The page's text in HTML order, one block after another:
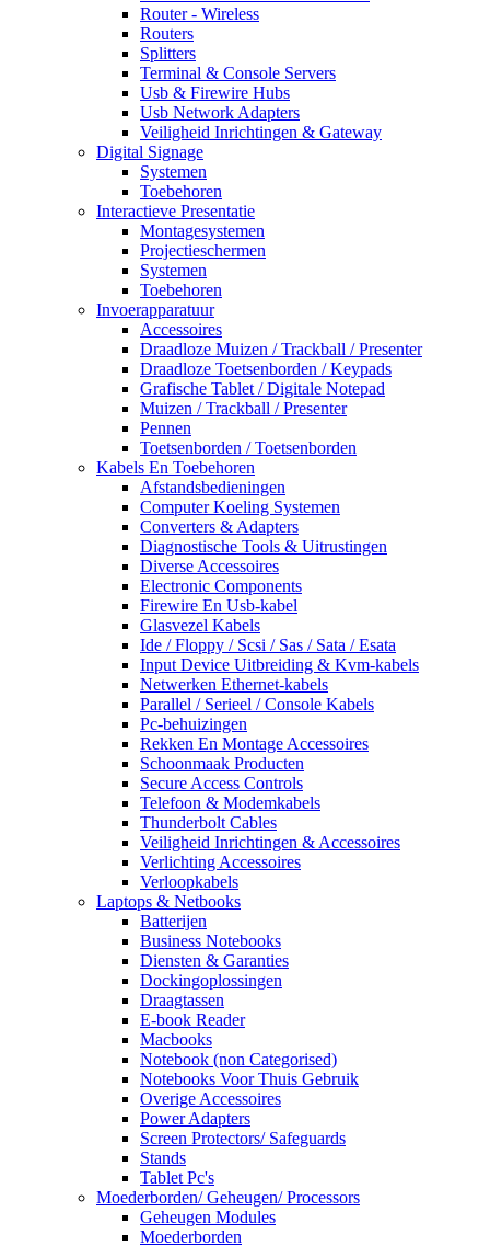
Router - Wireless
Routers
Splitters
Terminal & Console Servers
Usb & Firewire Hubs
Usb Network Adapters
Veiligheid Inrichtingen & Gateway
Digital Signage
Systemen
Toebehoren
Interactieve Presentatie
Montagesystemen
Projectieschermen
Systemen
Toebehoren
Invoerapparatuur
Accessoires
Draadloze Muizen / Trackball / Presenter
Draadloze Toetsenborden / Keypads
Grafische Tablet / Digitale Notepad
Muizen / Trackball / Presenter
Pennen
Toetsenborden / Toetsenborden
Kabels En Toebehoren
Afstandsbedieningen
Computer Koeling Systemen
Converters & Adapters
Diagnostische Tools & Uitrustingen
Diverse Accessoires
Electronic Components
Firewire En Usb-kabel
Glasvezel Kabels
Ide / Floppy / Scsi / Sas / Sata / Esata
Input Device Uitbreiding & Kvm-kabels
Netwerken Ethernet-kabels
Parallel / Serieel / Console Kabels
Pc-behuizingen
Rekken En Montage Accessoires
Schoonmaak Producten
Secure Access Controls
Telefoon & Modemkabels
Thunderbolt Cables
Veiligheid Inrichtingen & Accessoires
Verlichting Accessoires
Verloopkabels
Laptops & Netbooks
Batterijen
Business Notebooks
Diensten & Garanties
Dockingoplossingen
Draagtassen
E-book Reader
Macbooks
Notebook (non Categorised)
Notebooks Voor Thuis Gebruik
Overige Accessoires
Power Adapters
Screen Protectors/ Safeguards
Stands
Tablet Pc's
Moederborden/ Geheugen/ Processors
Geheugen Modules
Moederborden